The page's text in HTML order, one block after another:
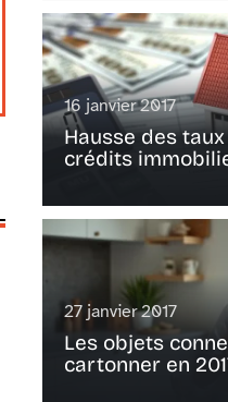
16 janvier 2017
Hausse des
crédits
27 janvier 2017
Les objets
cartonner en